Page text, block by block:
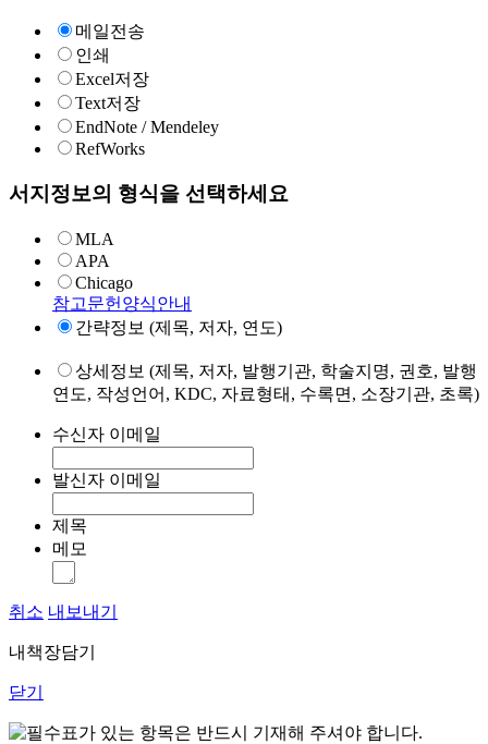
메일전송
인쇄
Excel저장
Text저장
EndNote / Mendeley
RefWorks
서지정보의 형식을 선택하세요
MLA
APA
Chicago
참고문헌양식안내
간략정보 (제목, 저자, 연도)
상세정보 (제목, 저자, 발행기관, 학술지명, 권호, 발행
연도, 작성언어, KDC, 자료형태, 수록면, 소장기관, 초록)
수신자 이메일
발신자 이메일
제목
메모
취소 내보내기
내책장담기
닫기
표가 있는 항목은 반드시 기재해 주셔야 합니다.